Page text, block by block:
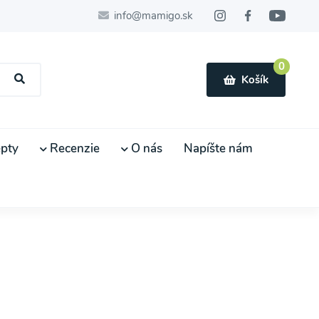
info@mamigo.sk
0
Košík
Recenzie O nás Napíšte nám